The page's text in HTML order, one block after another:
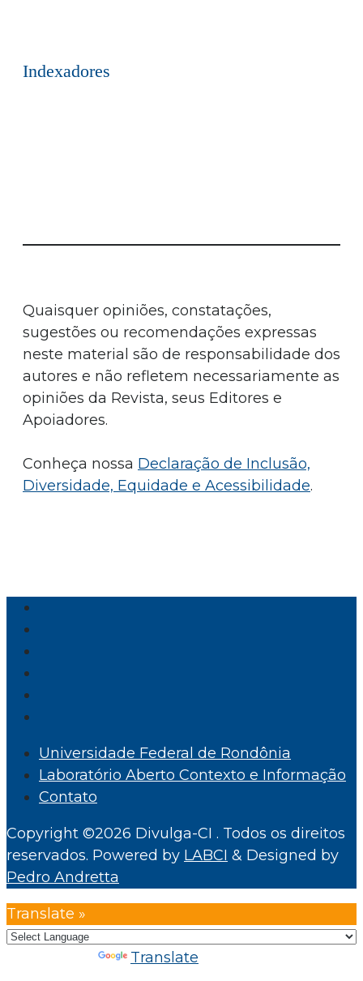
Indexadores
Quaisquer opiniões, constatações,
sugestões ou recomendações expressas
neste material são de responsabilidade dos
autores e não refletem necessariamente as
opiniões da Revista, seus Editores e
Apoiadores.
Conheça nossa Declaração de Inclusão,
Diversidade, Equidade e Acessibilidade.
Universidade Federal de Rondônia
Laboratório Aberto Contexto e Informação
Contato
Copyright ©2026 Divulga-CI . Todos os direitos
reservados. Powered by LABCI & Designed by
Pedro Andretta
Translate »
Translate